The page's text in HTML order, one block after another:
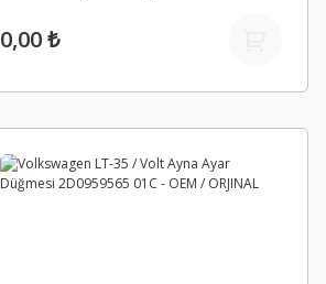
ORJINAL
0,00 ₺